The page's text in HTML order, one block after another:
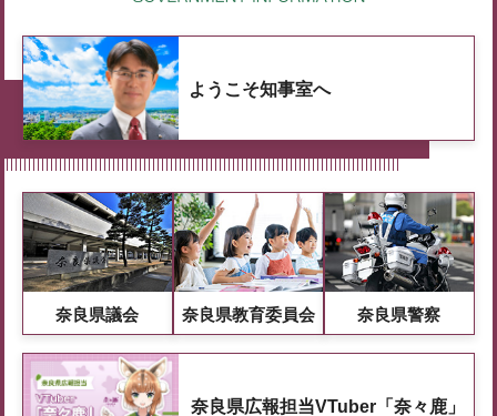
ようこそ知事室へ
奈良県議会 奈良県教育委員会 奈良県警察
奈良県広報担当VTuber「奈々鹿」